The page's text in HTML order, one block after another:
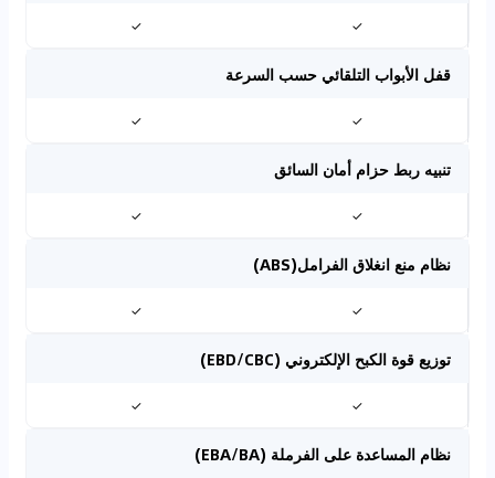
✓
✓
قفل الأبواب التلقائي حسب السرعة
✓
✓
تنبيه ربط حزام أمان السائق
✓
✓
نظام منع انغلاق الفرامل(ABS)
✓
✓
توزيع قوة الكبح الإلكتروني (EBD/CBC)
✓
✓
نظام المساعدة على الفرملة (EBA/BA)